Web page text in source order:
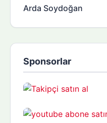
Arda Soydoğan
Sponsorlar